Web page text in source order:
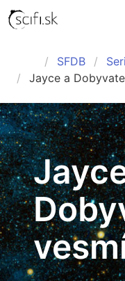
SFDB
Jayce a